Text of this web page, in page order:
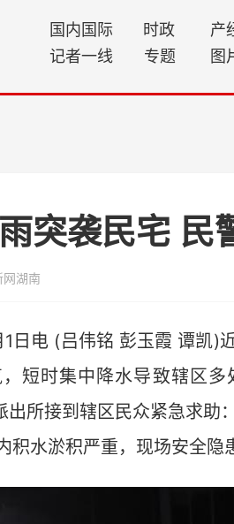
国内国际 时政 产
记者一线
专题 图
突袭民宅 民
网湖南
电 (吕伟铭 彭玉霞 谭凯)
短时集中降水导致辖区
所接到辖区民众紧急求助
积水淤积严重，现场安全隐